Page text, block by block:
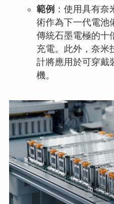
範例 ：使用具有
術作為下一代電池
傳統石墨電極的十
充電。此外，奈米
計將應用於可穿戴
機。